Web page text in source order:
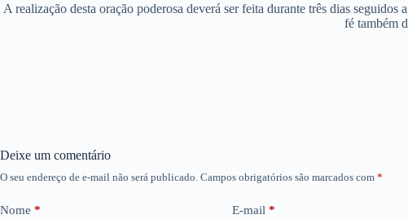
A realização desta oração poderosa deverá ser feita durante três dias
fé também
Deixe um comentário
O seu endereço de e-mail não será publicado. Campos obrigatórios são marcados com *
Nome * E-mail *